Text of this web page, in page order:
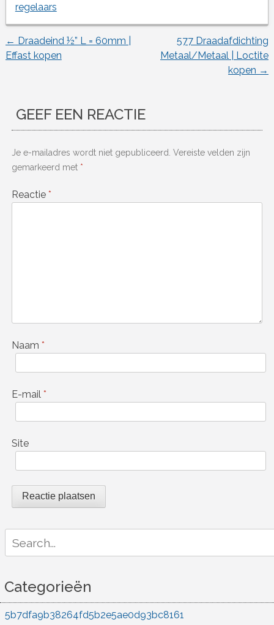
regelaars
Berichtnavigatie
← Draadeind ½” L = 60mm |
Effast kopen
577 Draadafdichting
Metaal/Metaal | Loctite
kopen →
GEEF EEN REACTIE
Je e-mailadres wordt niet gepubliceerd. Vereiste velden zijn
gemarkeerd met *
Reactie *
Naam *
E-mail *
Site
for:
Categorieën
5b7dfa9b38264fd5b2e5ae0d93bc8161